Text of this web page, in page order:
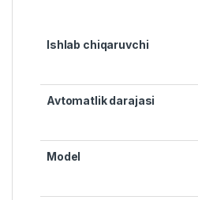
Ishlab chiqaruvchi
Avtomatlik darajasi
Model